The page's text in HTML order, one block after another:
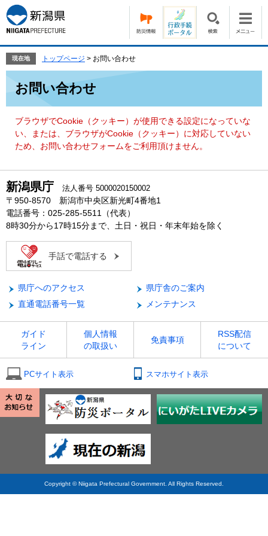
ー
ジ
の
頭
す。
ニ
ュ
ー
飛
て
現在地 トップページ > お問い合わせ
お問い合わせ
ブラウザでCookie（クッキー）が使用できる設定になっていな
い、または、ブラウザがCookie（クッキー）に対応していない
ため、お問い合わせフォームをご利用頂けません。
新潟県庁 法人番号 5000020150002
〒950-8570 新潟市中央区新光町4番地1
電話番号：025-285-5511（代表）
8時30分から17時15分まで、土日・祝日・年末年始を除く
手話で電話する
県庁へのアクセス
県庁舎のご案内
直通電話番号一覧
メンテナンス
ガイド
ライン
個人情報
の取扱い
免責事項
RSS配信
について
PCサイト表示 スマホサイト表示
Copyright © Niigata Prefectural Government. All Rights Reserved.